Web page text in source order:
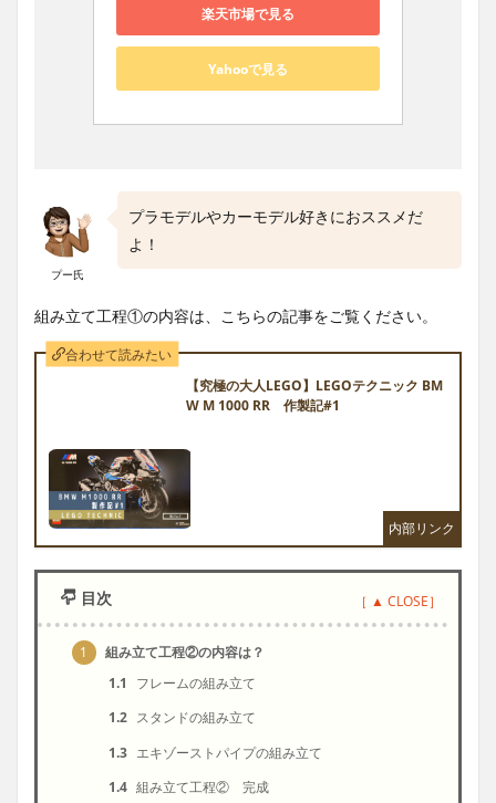
楽天市場で見る
Yahooで見る
プー氏
プラモデルやカーモデル好きにおススメだ
よ！
組み立て工程①の内容は、こちらの記事をご覧ください。
合わせて読みたい
【究極の大人LEGO】LEGOテクニック BM
W M 1000 RR 作製記#1
目次
1
組み立て工程②の内容は？
1.1
フレームの組み立て
1.2 スタンドの組み立て
1.3 エキゾーストパイプの組み立て
1.4 組み立て工程② 完成